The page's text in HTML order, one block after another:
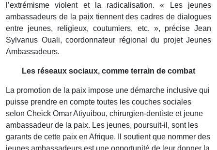
l’extrémisme violent et la radicalisation. « Les jeunes
ambassadeurs de la paix tiennent des cadres de dialogues
entre jeunes, religieux, coutumiers, etc. », précise Jean
Sylvanus Ouali, coordonnateur régional du projet Jeunes
Ambassadeurs.
Les réseaux sociaux, comme terrain de combat
La promotion de la paix impose une démarche inclusive qui
puisse prendre en compte toutes les couches sociales
selon Cheick Omar Atiyuibou, chirurgien-dentiste et jeune
ambassadeur de la paix. Les jeunes, poursuit-il, sont les
garants de cette paix en Afrique. Il soutient que nommer des
jeunes ambassadeurs est une opportunité de leur donner la